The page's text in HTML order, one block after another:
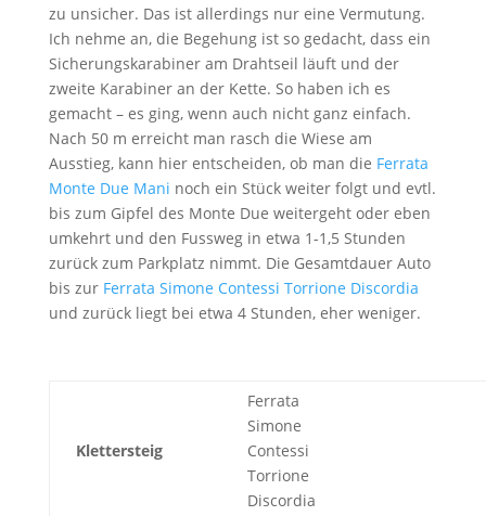
zu unsicher. Das ist allerdings nur eine Vermutung.
Ich nehme an, die Begehung ist so gedacht, dass ein
Sicherungskarabiner am Drahtseil läuft und der
zweite Karabiner an der Kette. So haben ich es
gemacht – es ging, wenn auch nicht ganz einfach.
Nach 50 m erreicht man rasch die Wiese am
Ausstieg, kann hier entscheiden, ob man die Ferrata
Monte Due Mani noch ein Stück weiter folgt und evtl.
bis zum Gipfel des Monte Due weitergeht oder eben
umkehrt und den Fussweg in etwa 1-1,5 Stunden
zurück zum Parkplatz nimmt. Die Gesamtdauer Auto
bis zur Ferrata Simone Contessi Torrione Discordia
und zurück liegt bei etwa 4 Stunden, eher weniger.
Klettersteig
Ferrata
Simone
Contessi
Torrione
Discordia